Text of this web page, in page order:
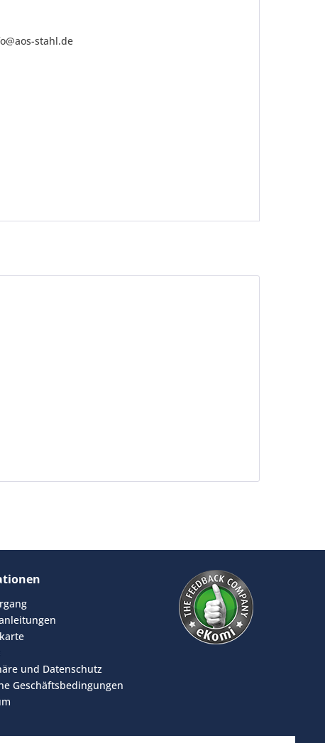
stahl.de
und Datenschutz
Geschäftsbedingungen